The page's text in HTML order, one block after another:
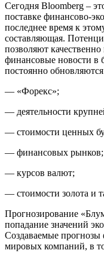
Сегодня Bloomberg –
поставке финансово-
последнее время к
составляющая.
позволяют
финансовые новости в
постоянно обновляются
— «Форекс»;
— деятельности
— стоимости ценных
— финансовых рынков;
— курсов валют;
— стоимости золота и
Прогнозирование
попадание значений
Создаваемые
мировых компаний, в